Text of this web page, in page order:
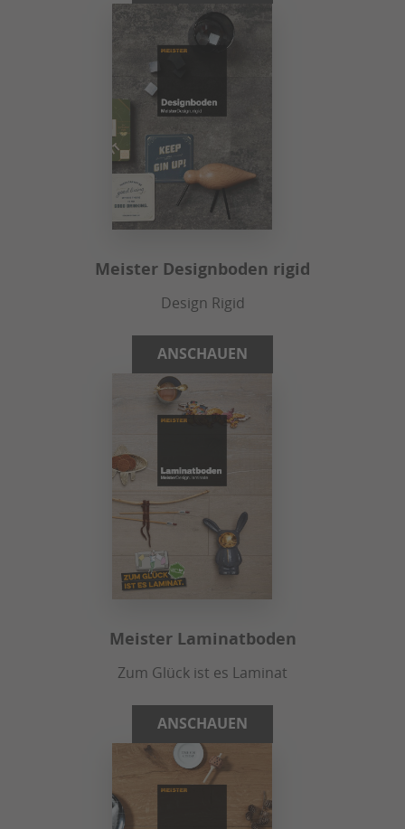
Meister Designboden rigid
Design Rigid
ANSCHAUEN
Meister Laminatboden
Zum Glück ist es Laminat
ANSCHAUEN